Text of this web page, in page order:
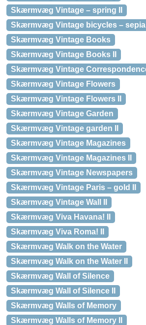
Skærmvæg Vintage – spring II
Skærmvæg Vintage bicycles – sepia
Skærmvæg Vintage Books
Skærmvæg Vintage Books II
Skærmvæg Vintage
Skærmvæg Vintage Flowers
Skærmvæg Vintage Flowers II
Skærmvæg Vintage Garden
Skærmvæg Vintage garden II
Skærmvæg Vintage Magazines
Skærmvæg Vintage Magazines II
Skærmvæg Vintage Newspapers
Skærmvæg Vintage Paris – gold II
Skærmvæg Vintage Wall II
Skærmvæg Viva Havana! II
Skærmvæg Viva Roma! II
Skærmvæg Walk on the Water
Skærmvæg Walk on the Water II
Skærmvæg Wall of Silence
Skærmvæg Wall of Silence II
Skærmvæg Walls of Memory
Skærmvæg Walls of Memory II